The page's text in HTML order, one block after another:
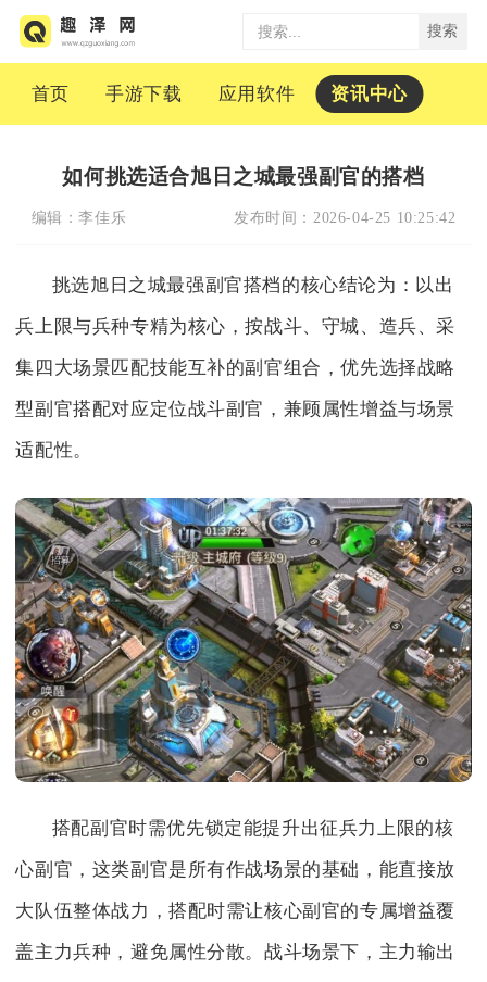
搜索
首页 手游下载 应用软件 资讯中心
如何挑选适合旭日之城最强副官的搭档
编辑：李佳乐 发布时间： 2026-04-25 10:25:42
挑选旭日之城最强副官搭档的核心结论为：以出
兵上限与兵种专精为核心，按战斗、守城、造兵、采
集四大场景匹配技能互补的副官组合，优先选择战略
型副官搭配对应定位战斗副官，兼顾属性增益与场景
适配性。
搭配副官时需优先锁定能提升出征兵力上限的核
心副官，这类副官是所有作战场景的基础，能直接放
大队伍整体战力，搭配时需让核心副官的专属增益覆
盖主力兵种，避免属性分散。战斗场景下，主力输出